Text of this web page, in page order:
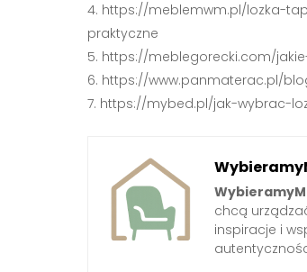
https://meblemwm.pl/lozka-
praktyczne
https://meblegorecki.com/
https://www.panmaterac.pl/
https://mybed.pl/jak-wybrac-
chcą
inspiracje i